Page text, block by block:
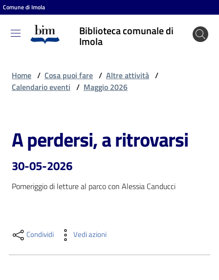
Vai al contenuto
Vai alla navigazione
Vai al footer
Comune di Imola
Biblioteca comunale di
Imola
Biblioteca
comunale
Cosa
puoi
fare
contenuti
Home / Cosa puoi fare / Altre attività /
Calendario eventi / Maggio 2026
Salta al contenuto
A perdersi, a ritrovarsi
30-05-2026
Pomeriggio di letture al parco con Alessia Canducci
Condividi Vedi azioni